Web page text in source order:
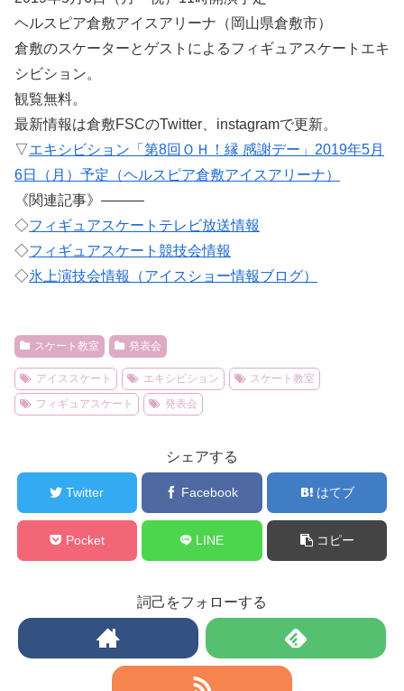
ヘルスピア倉敷アイスアリーナ（岡山県倉敷市）
倉敷のスケーターとゲストによるフィギュアスケートエキ
シビション。
観覧無料。
最新情報は倉敷FSCのTwitter、instagramで更新。
▽エキシビション「第8回ＯＨ！縁 感謝デー」2019年5月
6日（月）予定（ヘルスピア倉敷アイスアリーナ）
《関連記事》———
◇フィギュアスケートテレビ放送情報
◇フィギュアスケート競技会情報
◇氷上演技会情報（アイスショー情報ブログ）
スケート教室 発表会
アイススケート エキシビション
スケート教室
フィギュアスケート
発表会
シェアする
Twitter Facebook はてブ
Pocket LINE コピー
詞己をフォローする